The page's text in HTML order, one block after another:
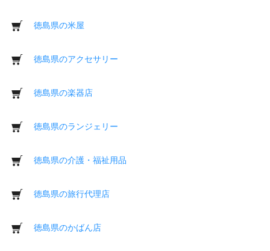
徳島県の米屋
徳島県のアクセサリー
徳島県の楽器店
徳島県のランジェリー
徳島県の介護・福祉用品
徳島県の旅行代理店
徳島県のかばん店